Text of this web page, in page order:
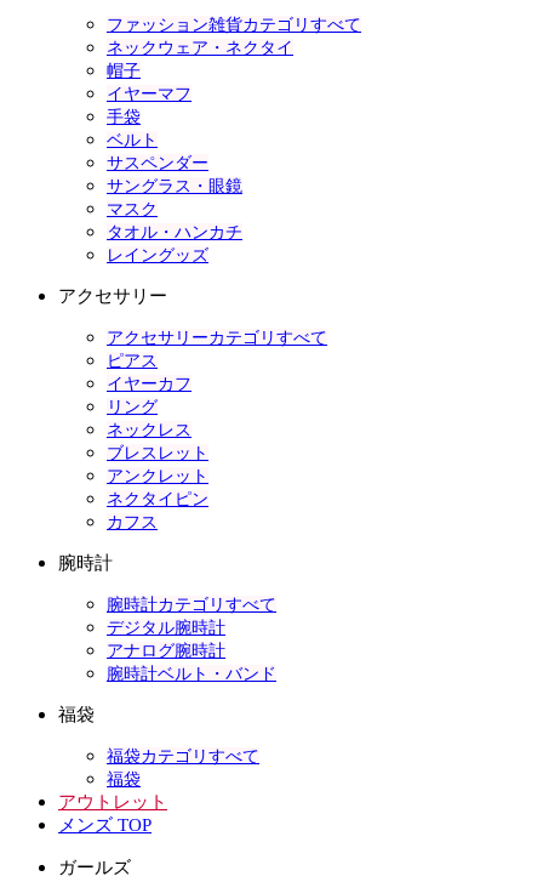
ファッション雑貨カテゴリすべて
ネックウェア・ネクタイ
帽子
イヤーマフ
手袋
ベルト
サスペンダー
サングラス・眼鏡
マスク
タオル・ハンカチ
レイングッズ
アクセサリー
アクセサリーカテゴリすべて
ピアス
イヤーカフ
リング
ネックレス
ブレスレット
アンクレット
ネクタイピン
カフス
腕時計
腕時計カテゴリすべて
デジタル腕時計
アナログ腕時計
腕時計ベルト・バンド
福袋
福袋カテゴリすべて
福袋
アウトレット
メンズ TOP
ガールズ